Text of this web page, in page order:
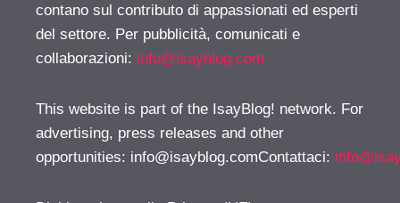
contano sul contributo di appassionati ed esperti
del settore. Per pubblicità, comunicati e
collaborazioni: info@isayblog.com
This website is part of the IsayBlog! network. For
advertising, press releases and other
opportunities: info@isayblog.comContattaci: